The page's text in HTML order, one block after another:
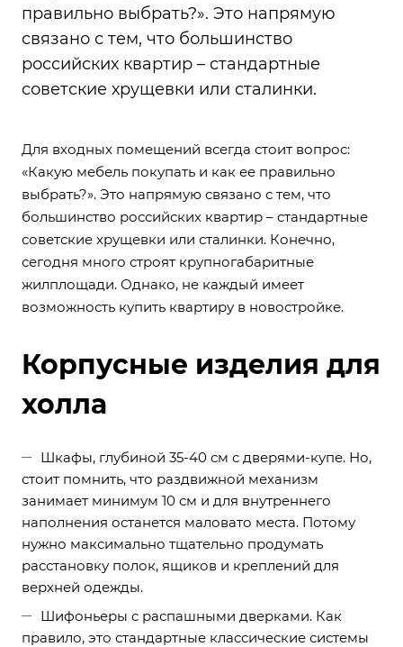
правильно выбрать?». Это напрямую
связано с тем, что большинство
российских квартир – стандартные
советские хрущевки или сталинки.
Для входных помещений всегда стоит вопрос:
«Какую мебель покупать и как ее правильно
выбрать?». Это напрямую связано с тем, что
большинство российских квартир – стандартные
советские хрущевки или сталинки. Конечно,
сегодня много строят крупногабаритные
жилплощади. Однако, не каждый имеет
возможность купить квартиру в новостройке.
Корпусные изделия для
холла
Шкафы, глубиной 35-40 см с дверями-купе. Но,
стоит помнить, что раздвижной механизм
занимает минимум 10 см и для внутреннего
наполнения останется маловато места. Потому
нужно максимально тщательно продумать
расстановку полок, ящиков и креплений для
верхней одежды.
Шифоньеры с распашными дверками. Как
правило, это стандартные классические системы